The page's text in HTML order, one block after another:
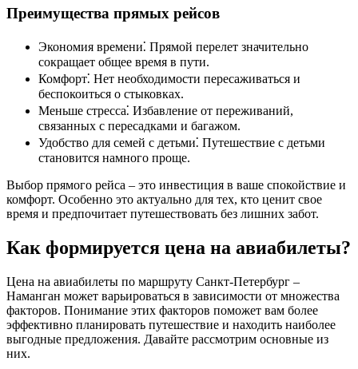
Преимущества прямых рейсов
Экономия времени⁚ Прямой перелет значительно
сокращает общее время в пути.
Комфорт⁚ Нет необходимости пересаживаться и
беспокоиться о стыковках.
Меньше стресса⁚ Избавление от переживаний,
связанных с пересадками и багажом.
Удобство для семей с детьми⁚ Путешествие с детьми
становится намного проще.
Выбор прямого рейса – это инвестиция в ваше спокойствие и
комфорт. Особенно это актуально для тех, кто ценит свое
время и предпочитает путешествовать без лишних забот.
Как формируется цена на авиабилеты?
Цена на авиабилеты по маршруту Санкт-Петербург –
Наманган может варьироваться в зависимости от множества
факторов. Понимание этих факторов поможет вам более
эффективно планировать путешествие и находить наиболее
выгодные предложения. Давайте рассмотрим основные из
них.